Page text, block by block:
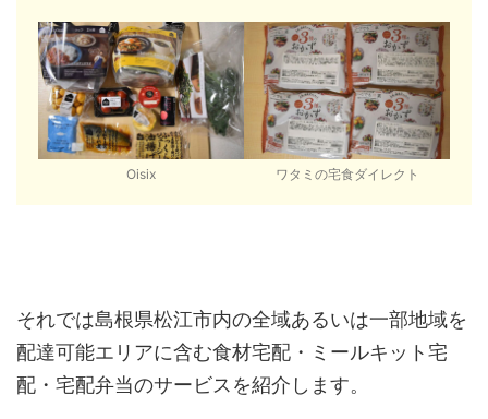
Oisix ワタミの宅食ダイレクト
それでは島根県松江市内の全域あるいは一部地域を
配達可能エリアに含む食材宅配・ミールキット宅
配・宅配弁当のサービスを紹介します。